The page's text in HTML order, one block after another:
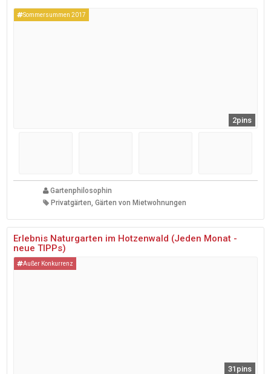
Sommersummen 2017
2pins
Gartenphilosophin
Privatgärten, Gärten von Mietwohnungen
Erlebnis Naturgarten im Hotzenwald (Jeden Monat -
neue TIPPs)
Außer Konkurrenz
31pins